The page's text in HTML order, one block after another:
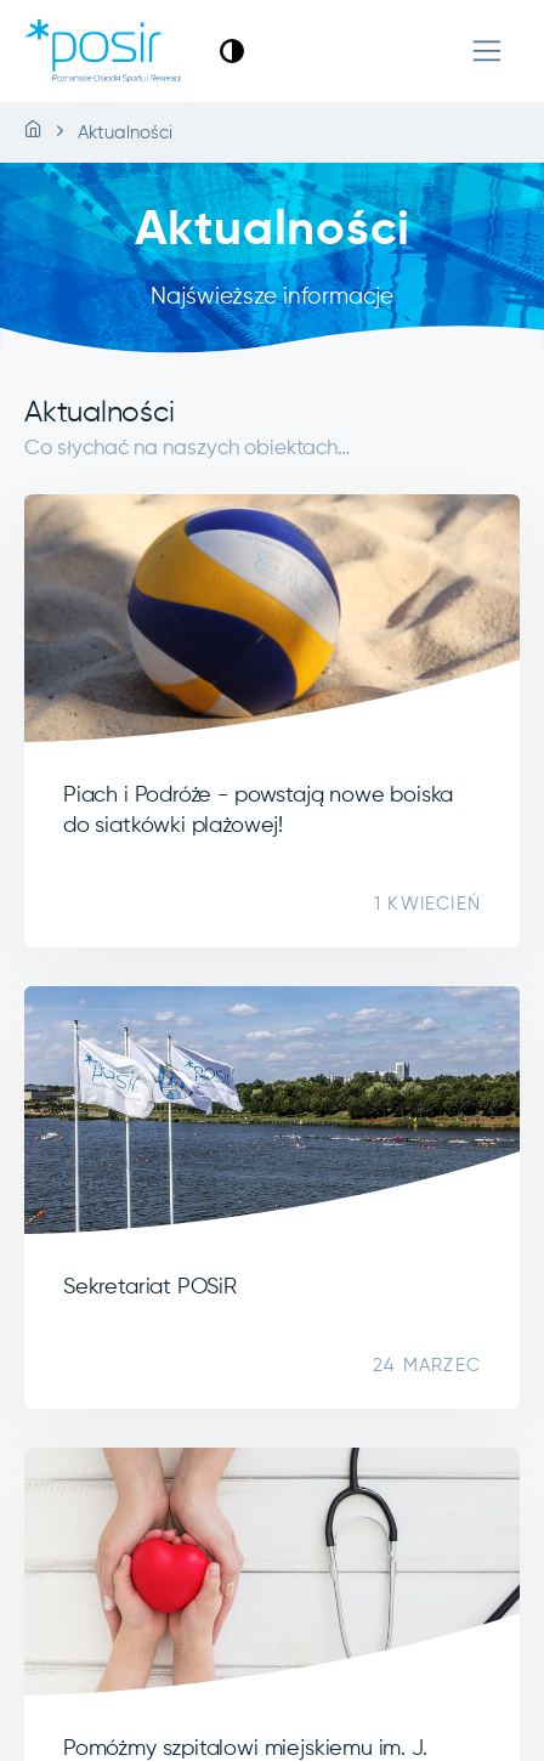
Aktualności
Aktualności
Najświeższe informacje
Aktualności
Co słychać na naszych obiektach…
Piach i Podróże - powstają nowe boiska
do siatkówki plażowej!
1 KWIECIEŃ
Sekretariat POSiR
24 MARZEC
Pomóżmy szpitalowi miejskiemu im. J.